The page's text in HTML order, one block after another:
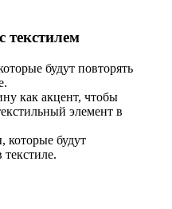
текстилем
будут повторять
как акцент, чтобы
элемент в
которые будут